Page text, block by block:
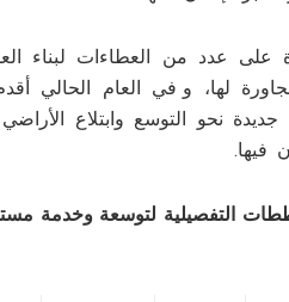
على عدد من العطاءات لبناء
لها، و في العام الحالي
نحو التوسع وابتلاع
فيها.
التفصيلية لتوسعة وخدمة